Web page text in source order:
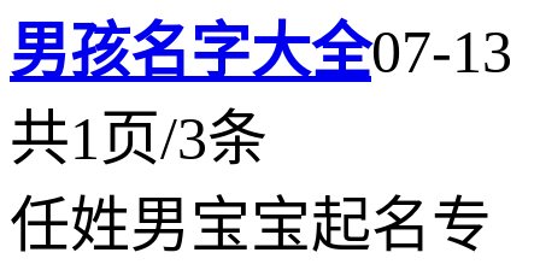
男孩名字大全07-13
共1页/3条
任姓男宝宝起名专